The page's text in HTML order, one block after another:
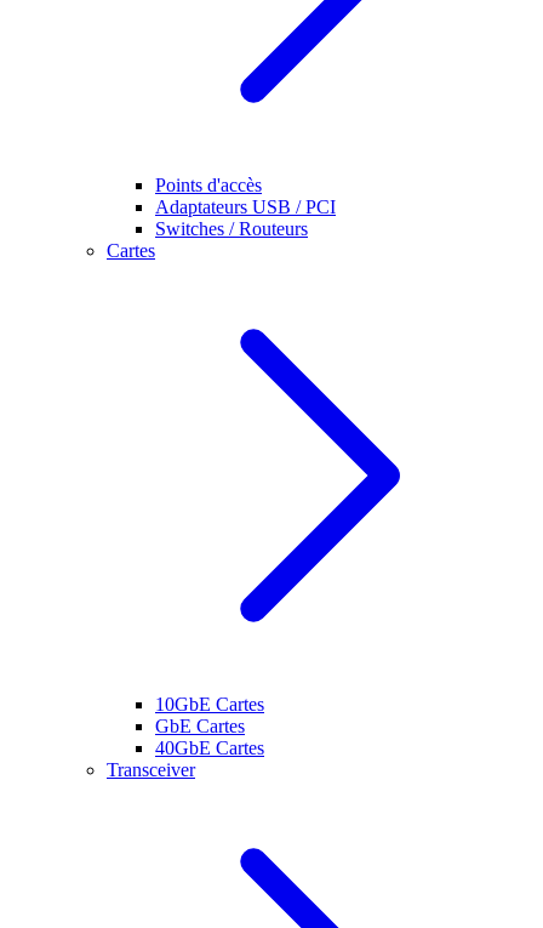
Points d'accès
Adaptateurs USB / PCI
Switches / Routeurs
Cartes
10GbE Cartes
GbE Cartes
40GbE Cartes
Transceiver